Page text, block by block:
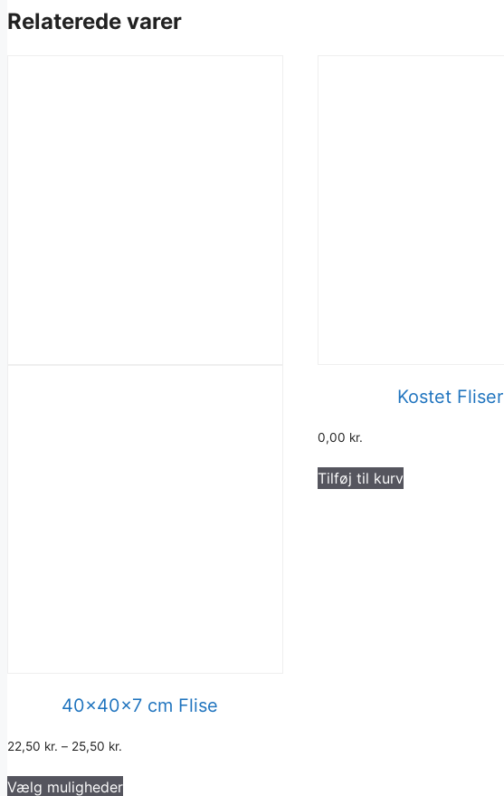
Relaterede varer
40x40x7 cm Flise
22,50 kr. – 25,50 kr.
Vælg muligheder
Dette
Kostet Fliser
0,00 kr.
Tilføj til kurv